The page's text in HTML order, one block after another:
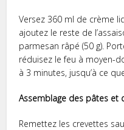
Versez 360 ml de crème
ajoutez le reste de
parmesan râpé (50 g).
réduisez le feu à moyen-
à 3 minutes, jusqu’à ce
Assemblage des pâtes et
Remettez les crevettes